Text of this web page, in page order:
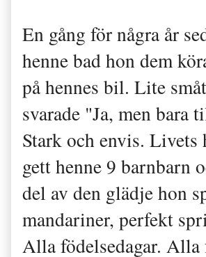
En gång för några år
henne bad hon dem
på hennes bil. Lite
svarade "Ja, men
Stark och envis. Livets
gett henne 9 barnbarn
del av den glädje hon
mandariner, perfekt
Alla födelsedagar.